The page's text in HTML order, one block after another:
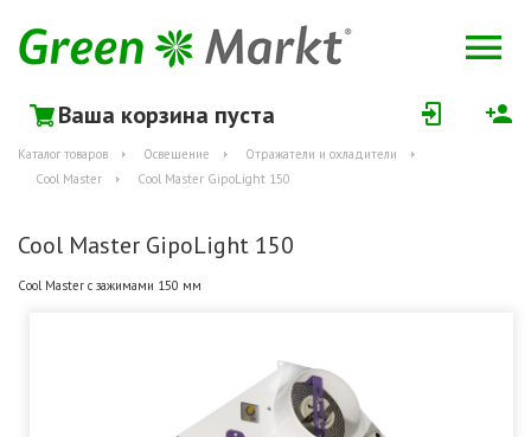
Ваша корзина пуста
Каталог товаров Освещение
Отражатели и охладители
Cool Master
Cool Master GipoLight 150
Cool Master GipoLight 150
Cool Master c зажимами 150 мм